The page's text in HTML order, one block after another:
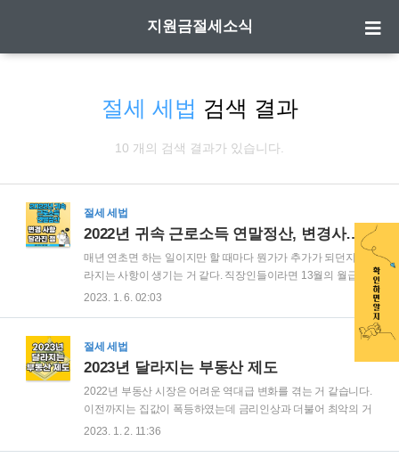
지원금절세소식
절세 세법 검색 결과
10 개의 검색 결과가 있습니다.
절세 세법
2022년 귀속 근로소득 연말정산, 변경사항, 달라진 점
매년 연초면 하는 일이지만 할 때마다 뭔가가 추가가 되던지 달
라지는 사항이 생기는 거 같다. 직장인들이라면 13월의 월급으
로 불리고 있는 연말정산에 관심이 많으시겠지만 매번 할 때마
산 변경사항, 달라진점이 무엇이 있는지 알아보도록 하겠습니
다. 2022년 귀속 근로소득 연말정산, 변경사항, 달라진점 근로
자와 회사는 올해 연말정산 일정과 세법 개정 내용을 확인하셔
연말정산 일정 ✅ 22년 근로소득이 있는 모든 근로자(일용근로
자 제외)는 23년 2월분 급여를 지급받을 때까지 연말정산을 해
야 합니다. ✅ 근로자는 소득·세액공제 항목 등을 미리 확인 및
공제 증명자료를 빠짐없이 챙겨 회사에..
2023. 1. 6. 02:03
절세 세법
2023년 달라지는 부동산 제도
2022년 부동산 시장은 어려운 역대급 변화를 겪는 거 같습니다.
이전까지는 집값이 폭등하였는데 금리인상과 더불어 최악의 거
래 절벽 영끌에서 집을 구매하였으나 이자 비용이 부담되는 현
2023. 1. 2. 11:36